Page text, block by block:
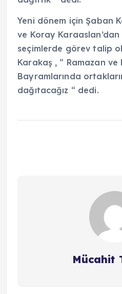
Yeni dönem için Şaban
ve Koray
seçimlerde görev talip
Karakaş , “ Ramazan ve
Bayramlarında
dağıtacağız “ dedi.
Mücahit